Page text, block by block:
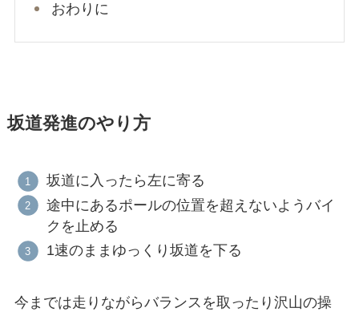
おわりに
坂道発進のやり方
坂道に入ったら左に寄る
途中にあるポールの位置を超えないようバイ
クを止める
1速のままゆっくり坂道を下る
今までは走りながらバランスを取ったり沢山の操